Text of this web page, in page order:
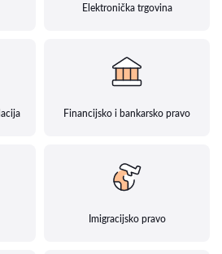
Elektronička trgovina
Financijsko i bankarsko pravo
Imigracijsko pravo